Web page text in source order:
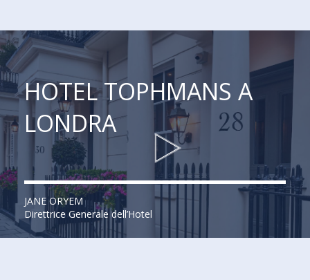
HOTEL TOPHMANS A
LONDRA
JANE ORYEM
Direttrice Generale dell’Hotel